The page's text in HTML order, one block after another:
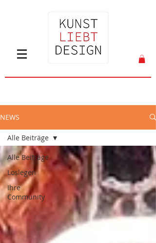
NEWS
Alle Beiträge
Loslegen
Ihre
Community
Alle Beiträge